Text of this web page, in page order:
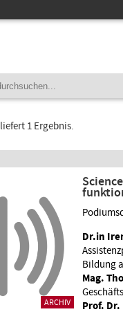
liefert 1 Ergebnis.
ARCHIV
Dr.in
Bildung
Mag.
Prof.